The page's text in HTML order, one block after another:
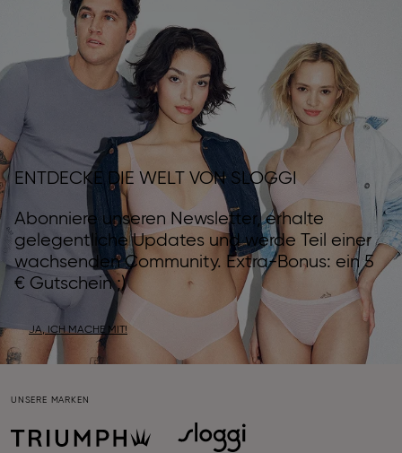
ENTDECKE DIE WELT VON SLOGGI
Abonniere unseren Newsletter, erhalte
gelegentliche Updates und werde Teil einer
wachsenden Community. Extra-Bonus: ein 5
€ Gutschein ;)
JA, ICH MACHE MIT!
UNSERE MARKEN